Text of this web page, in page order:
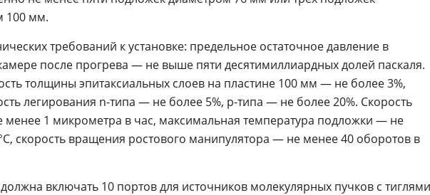
100 мм.
требований к установке: предельное остаточное давление в
после прогрева — не выше пяти десятимиллиардных долей паскаля.
толщины эпитаксиальных слоев на пластине 100 мм — не более 3%,
легирования n-типа — не более 5%, p-типа — не более 20%. Скорость
менее 1 микрометра в час, максимальная температура подложки — не
скорость вращения ростового манипулятора — не менее 40 оборотов в
включать 10 портов для источников молекулярных пучков с тиглями